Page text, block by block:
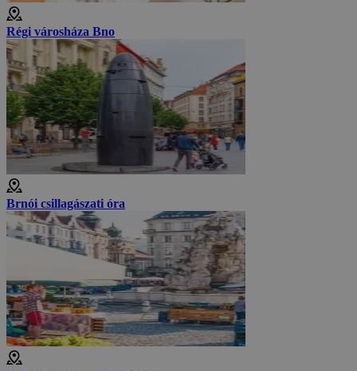
Régi városháza Bno
Brnói csillagászati óra